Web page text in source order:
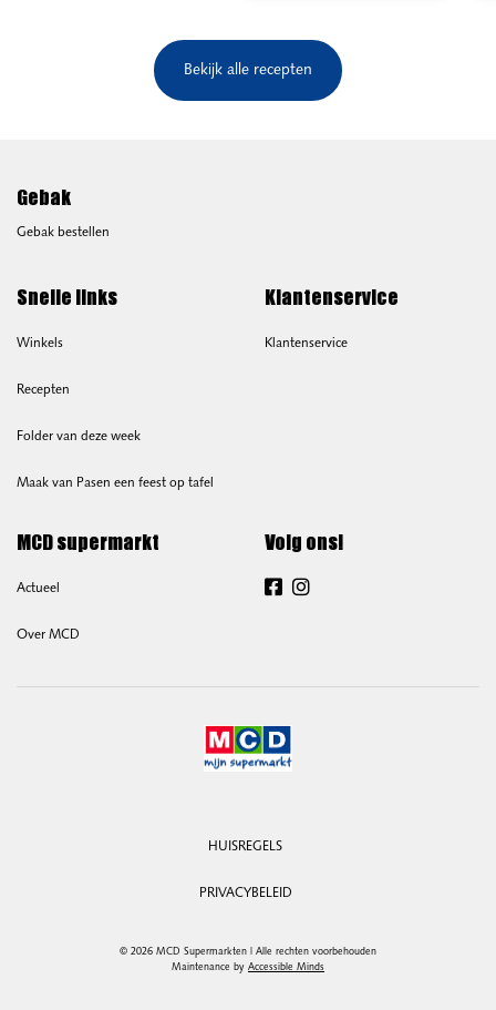
Bekijk alle recepten
Gebak
Gebak bestellen
Snelle links
Winkels
Recepten
Folder van deze week
Maak van Pasen een feest op tafel
Klantenservice
Klantenservice
MCD supermarkt
Actueel
Over MCD
Volg ons!
Facebook
HUISREGELS
PRIVACYBELEID
© 2026 MCD Supermarkten | Alle rechten voorbehouden
Maintenance by Accessible Minds